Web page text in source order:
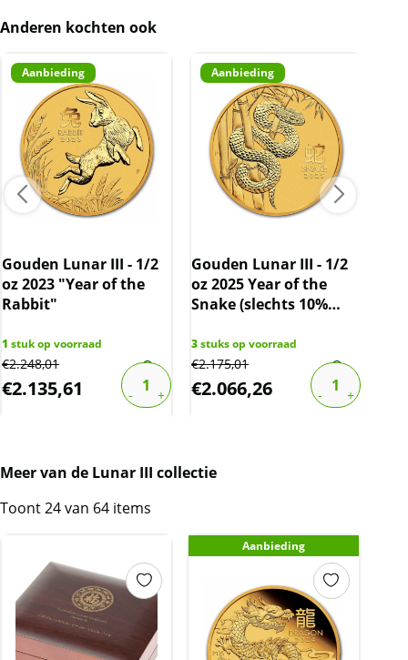
Anderen kochten ook
Aanbieding
Gouden Lunar III - 1/2
oz 2023 "Year of the
Rabbit"
1 stuk op voorraad
€2.248,01
€2.135,61
Aanbieding
Gouden Lunar III - 1/2
oz 2025 Year of the
Snake (slechts 10%
3stuks op voorraad
€2.175,01
€2.066,26
Meer van de Lunar III collectie
Toont 24 van 64 items
Aanbieding